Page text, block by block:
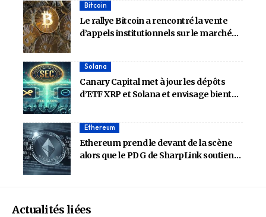
à 8 milliards de dollars
Bitcoin
Le rallye Bitcoin a rencontré la vente
d’appels institutionnels sur le marché
Solana
Canary Capital met à jour les dépôts
d’ETF XRP et Solana et envisage bientôt
Ethereum
Ethereum prend le devant de la scène
alors que le PDG de SharpLink soutient
Actualités liées